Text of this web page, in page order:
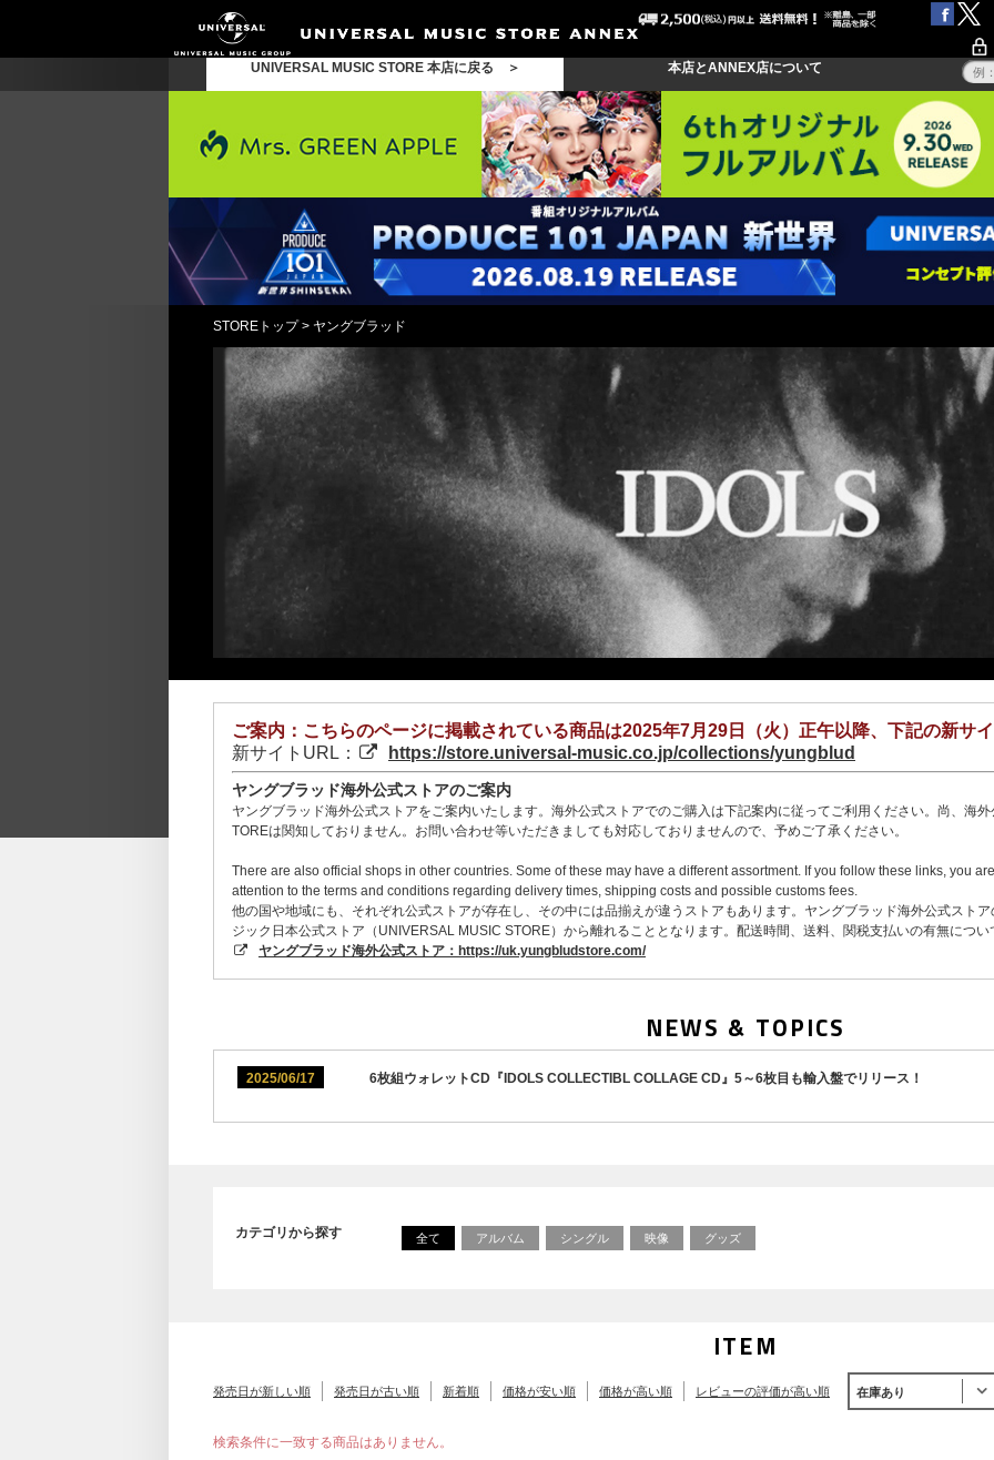
UNIVERSAL MUSIC STORE 本店に戻る ＞ 本店とANNEX店について
STOREトップ> ヤングブラッド
ご案内：こちらのページに掲載されている商品は2025年7月29日（火）正午以降、下記の新サイ
新サイトURL：
https://store.universal-music.co.jp/collections/yungblud
ヤングブラッド海外公式ストアのご案内
ヤングブラッド海外公式ストアをご案内いたします。海外公式ストアでのご購入は下記案内に従ってご利用ください。尚、海
TOREは関知しておりません。お問い合わせ等いただきましても対応しておりませんので、予めご了承ください。
There are also official shops in other countries. Some of these may have a different assortment. If you follow these links, you
attention to the terms and conditions regarding delivery times, shipping costs and possible customs fees.
他の国や地域にも、それぞれ公式ストアが存在し、その中には品揃えが違うストアもあります。ヤングブラッド海外公式スト
ジック日本公式ストア（UNIVERSAL MUSIC STORE）から離れることとなります。配送時間、送料、関税支払いの有無につい
ヤングブラッド海外公式ストア：https://uk.yungbludstore.com/
NEWS & TOPICS
2025/06/17 6枚組ウォレットCD『IDOLS COLLECTIBL COLLAGE CD』5～6枚目も輸入盤でリリース！
カテゴリから探す 全て アルバム シングル 映像 グッズ
ITEM
発売日が新しい順 発売日が古い順 新着順 価格が安い順 価格が高い順 レビューの評価が高い順 在庫あり
検索条件に一致する商品はありません。